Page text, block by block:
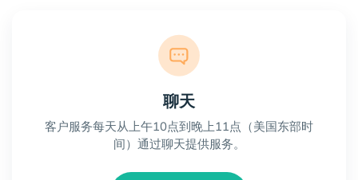
聊天
客户服务每天从上午10点到晚上11点（美国东部时
间）通过聊天提供服务。